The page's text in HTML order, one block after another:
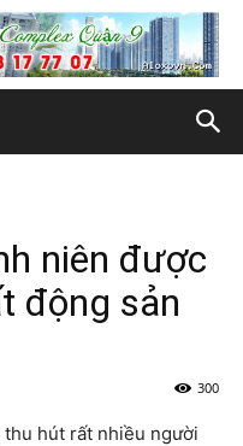
niên được
động sản
300
hút rất nhiều người